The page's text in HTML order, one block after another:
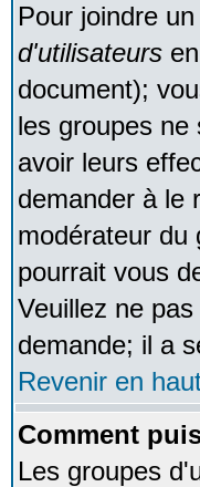
Pour joindre
d'utilisateurs
document);
les groupes ne
avoir leurs
demander à le
modérateur du
pourrait vous
Veuillez ne
demande; il a
Revenir en
Comment
Les groupes